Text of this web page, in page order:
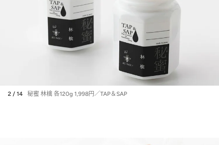
2 / 14 秘蜜 林檎 各120g 1,998円／TAP＆SAP